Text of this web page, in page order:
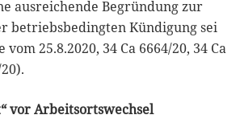
ausreichende Begründung zur
betriebsbedingten Kündigung sei
25.8.2020, 34 Ca 6664/20, 34 Ca
vor Arbeitsortswechsel